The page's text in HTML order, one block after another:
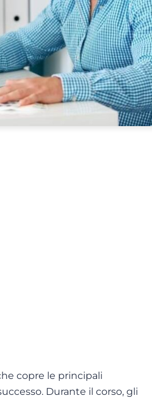
copre le principali
Durante il corso, gli